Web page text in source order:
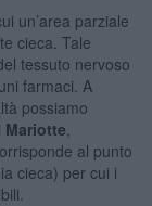
un’area parziale
cieca. Tale
tessuto nervoso
farmaci. A
possiamo
Mariotte
al punto
cieca) per cui i